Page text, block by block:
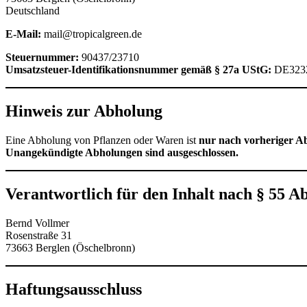
Deutschland
E-Mail: mail@tropicalgreen.de
Steuernummer: 90437/23710
Umsatzsteuer-Identifikationsnummer gemäß § 27a UStG:
Hinweis zur Abholung
Eine Abholung von Pflanzen oder Waren ist nur nach vorheriger
Unangekündigte Abholungen sind ausgeschlossen.
Verantwortlich für den Inhalt nach § 55
Bernd Vollmer
Rosenstraße 31
73663 Berglen (Öschelbronn)
Haftungsausschluss